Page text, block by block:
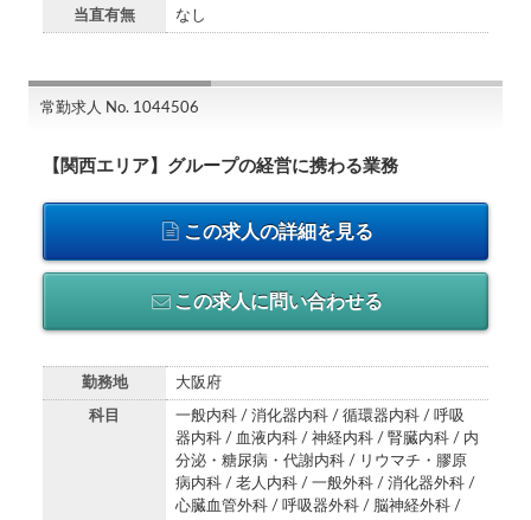
当直有無 なし
常勤求人 No. 1044506
【関西エリア】グループの経営に携わる業務
この求人の詳細を見る
この求人に問い合わせる
勤務地 大阪府
科目
一般内科 / 消化器内科 / 循環器内科 / 呼吸
器内科 / 血液内科 / 神経内科 / 腎臓内科 / 内
分泌・糖尿病・代謝内科 / リウマチ・膠原
病内科 / 老人内科 / 一般外科 / 消化器外科 /
心臓血管外科 / 呼吸器外科 / 脳神経外科 /